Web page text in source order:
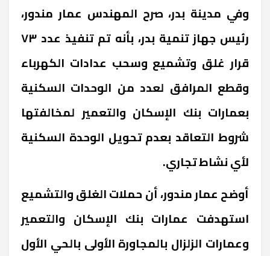
وفي مدينة بدر، صرح المهندس عمار مندور،
رئيس جهاز تنمية بدر، بأنه تم تنفيذ عدد ٧٣
قرار غلق وتشميع وسحب عدادات الكهرباء
وقطع المرافق لعدد من الوحدات السكنية
بعمارات بنك الإسكان والتعمير لمخالفتها
شروط التعاقد بعدم تحويل الوحدة السكنية
لأي نشاط تجاري.
أوضح عمار مندور، أن حملات الغلق والتشميع
استهدفت عمارات بنك الإسكان والتعمير
وعمارات الزلزال بالمجاورة الأولى بالحي الأول